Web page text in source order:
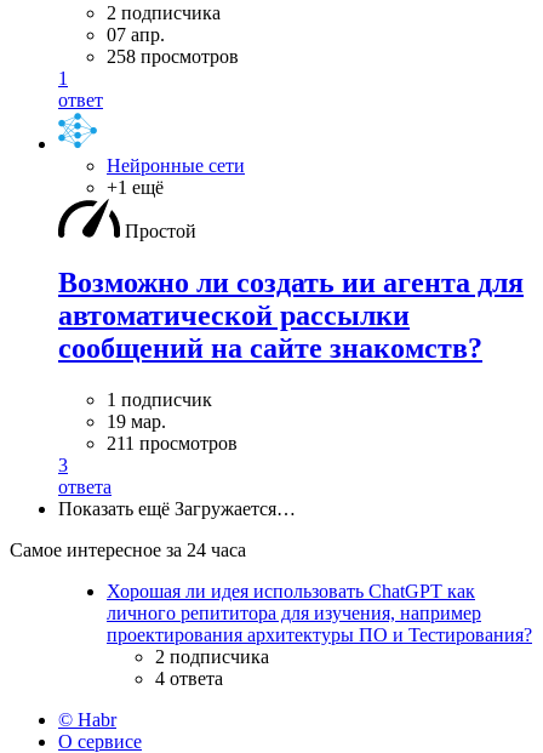
2 подписчика
07 апр.
258 просмотров
1
ответ
Нейронные сети
+1 ещё
Простой
Возможно ли создать ии агента для
автоматической рассылки
сообщений на сайте знакомств?
1 подписчик
19 мар.
211 просмотров
3
ответа
Показать ещё Загружается…
Самое интересное за 24 часа
Хорошая ли идея использовать ChatGPT как
личного репититора для изучения, например
проектирования архитектуры ПО и Тестирования?
2 подписчика
4 ответа
© Habr
О сервисе